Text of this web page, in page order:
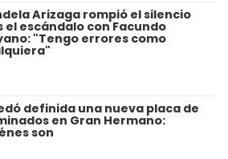
Arizaga rompió el silencio
el escándalo con Facundo
"Tengo errores como
definida una nueva placa de
en Gran Hermano:
son